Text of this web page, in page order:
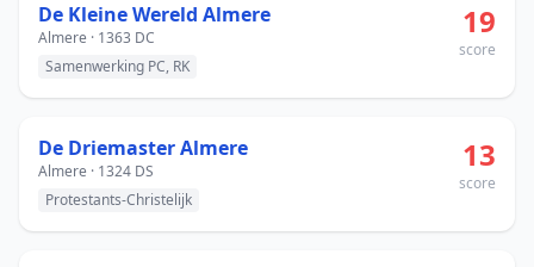
De Kleine Wereld Almere
Almere · 1363 DC
Samenwerking PC, RK
19
score
De Driemaster Almere
Almere · 1324 DS
Protestants-Christelijk
13
score